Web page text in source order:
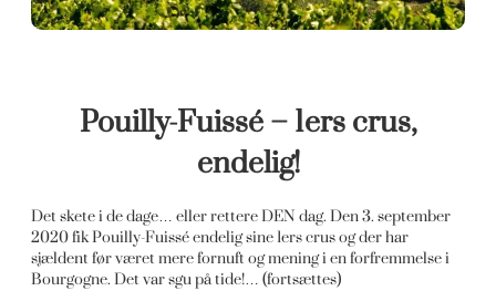
Pouilly-Fuissé – 1ers crus,
endelig!
Det skete i de dage… eller rettere DEN dag. Den 3. september
2020 fik Pouilly-Fuissé endelig sine 1ers crus og der har
sjældent før været mere fornuft og mening i en forfremmelse i
Bourgogne. Det var sgu på tide!… (fortsættes)